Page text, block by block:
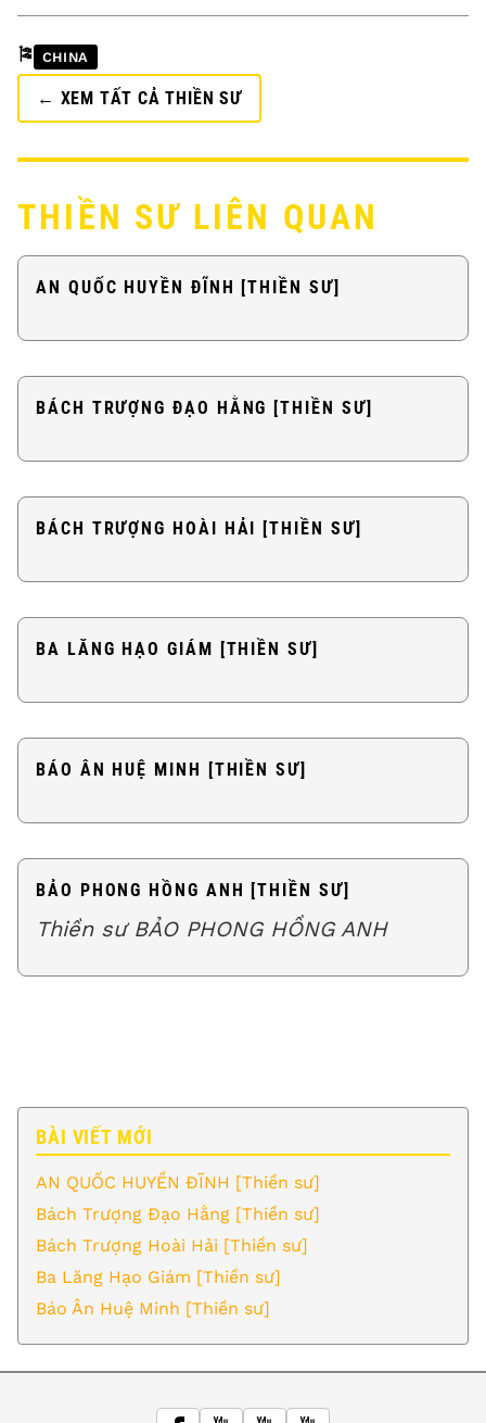
🎏 CHINA
← XEM TẤT CẢ THIỀN SƯ
THIỀN SƯ LIÊN QUAN
AN QUỐC HUYỀN ĐĨNH [THIỀN SƯ]
BÁCH TRƯỢNG ĐẠO HẰNG [THIỀN SƯ]
BÁCH TRƯỢNG HOÀI HẢI [THIỀN SƯ]
BA LĂNG HẠO GIÁM [THIỀN SƯ]
BÁO ÂN HUỆ MINH [THIỀN SƯ]
BẢO PHONG HỒNG ANH [THIỀN SƯ]
Thiền sư BẢO PHONG HỒNG ANH
BÀI VIẾT MỚI
AN QUỐC HUYỀN ĐĨNH [Thiền sư]
Bách Trượng Đạo Hằng [Thiền sư]
Bách Trượng Hoài Hải [Thiền sư]
Ba Lăng Hạo Giám [Thiền sư]
Báo Ân Huệ Minh [Thiền sư]